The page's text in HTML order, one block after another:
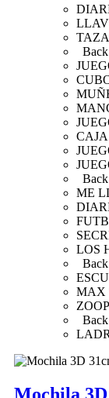
Back
Back
ME
LOS
Back
MAX
Back
Mochila